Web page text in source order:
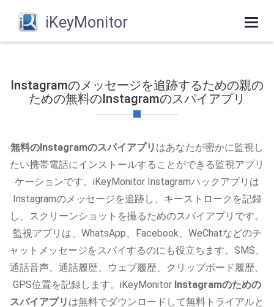
iKeyMonitor
Instagramのメッセージを追跡するための親の
ための無料のInstagramのスパイアプリ
無料のInstagramのスパイアプリ はあなたが密かに監視し
たい携帯電話にインストールすることができる監視アプリ
ケーションです。iKeyMonitor Instagramハックアプリは
Instagramのメッセージを追跡し、キーストロークを記録
し、スクリーンショットを撮るためのスパイアプリです。
監視アプリは、WhatsApp、Facebook、WeChatなどのチ
ャットメッセージをスパイするのにも役立ちます。SMS、
通話音声、通話履歴、ウェブ履歴、クリップボード履歴、
GPS位置を記録します。iKeyMonitor Instagramのための
スパイアプリ は無料でダウンロードして無料トライアルと